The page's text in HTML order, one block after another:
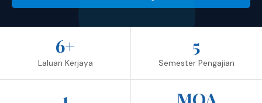
6+
Laluan Kerjaya
5
Semester Pengajian